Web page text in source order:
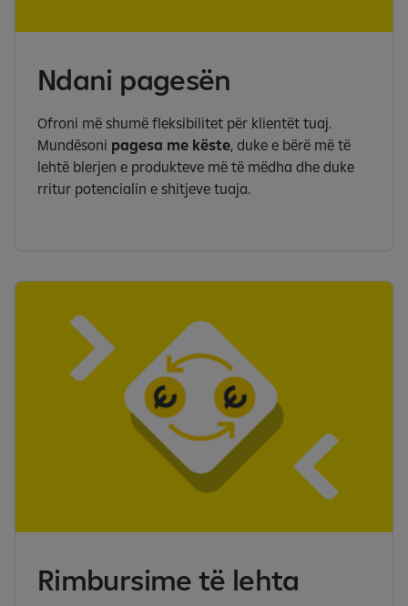
Ndani pagesën
Ofroni më shumë fleksibilitet për klientët tuaj.
Mundësoni pagesa me këste, duke e bërë më të
lehtë blerjen e produkteve më të mëdha dhe duke
rritur potencialin e shitjeve tuaja.
Rimbursime të lehta